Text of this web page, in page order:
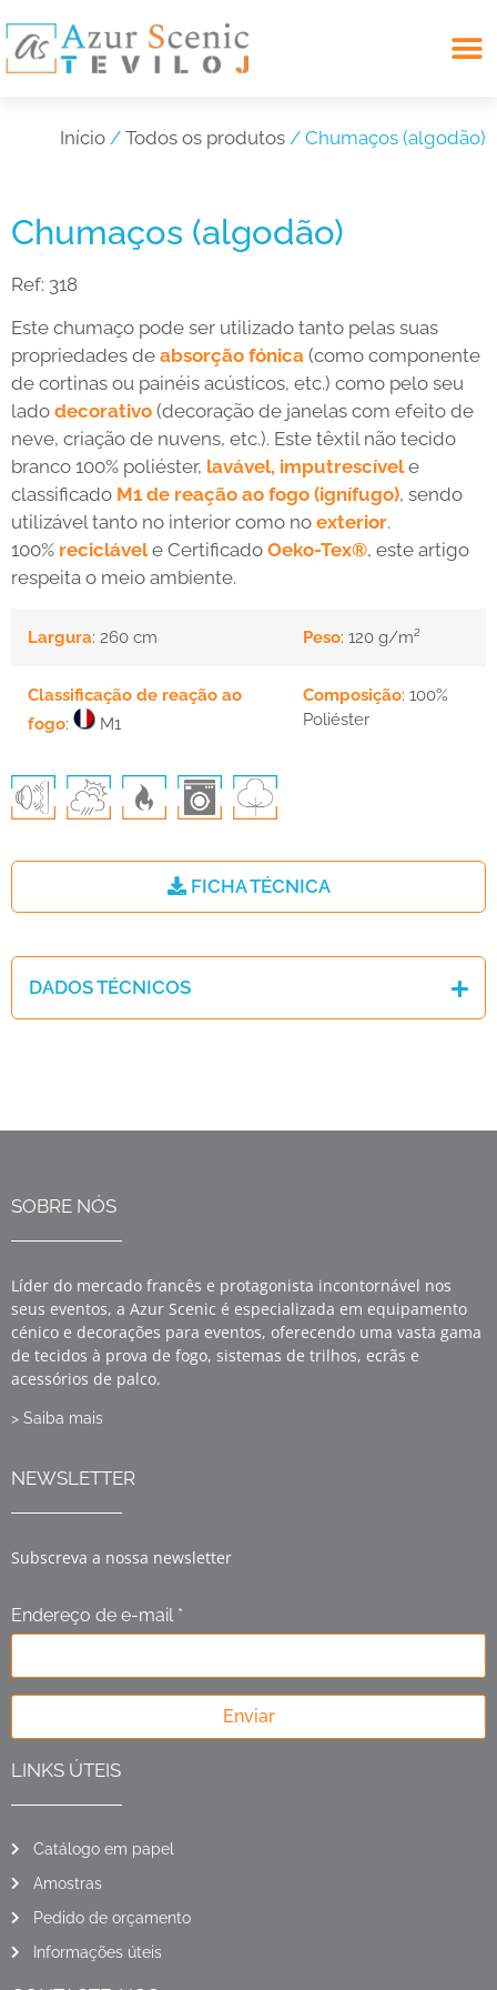
Início / Todos os produtos / Chumaços (algodão)
Chumaços (algodão)
Ref: 318
Este chumaço pode ser utilizado tanto pelas suas
propriedades de absorção fónica (como componente
de cortinas ou painéis acústicos, etc.) como pelo seu
lado decorativo (decoração de janelas com efeito de
neve, criação de nuvens, etc.). Este têxtil não tecido
branco 100% poliéster, lavável, imputrescívele
classificado M1 de reação ao fogo (ignífugo), sendo
utilizável tanto no interior como no exterior.
100% reciclávele Certificado Oeko-Tex®, este artigo
respeita o meio ambiente.
Largura: 260 cm Peso: 120 g/m²
Classificação de reação ao
fogo: M1
Composição: 100%
Poliéster
FICHA TÉCNICA
DADOS TÉCNICOS
SOBRE NÓS
Líder do mercado francês e protagonista incontornável nos
seus eventos, a Azur Scenic é especializada em equipamento
cénico e decorações para eventos, oferecendo uma vasta gama
de tecidos à prova de fogo, sistemas de trilhos, ecrãs e
acessórios de palco.
> Saiba mais
NEWSLETTER
Subscreva a nossa newsletter
Endereço de e-mail *
Enviar
LINKS ÚTEIS
Catálogo em papel
Amostras
Pedido de orçamento
Informações úteis